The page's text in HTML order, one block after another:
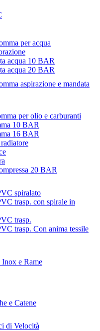
per acqua
acqua 10 BAR
acqua 20 BAR
aspirazione e mandata
per olio e carburanti
10 BAR
16 BAR
20 BAR
spiralato
trasp. con spirale in
trasp.
trasp. Con anima tessile
e Rame
e Catene
di Velocità